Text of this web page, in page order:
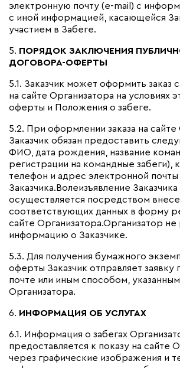
электронную почту (e-mail) с
с иной информацией, касающейся
участием в Забеге.
5. ПОРЯДОК ЗАКЛЮЧЕНИЯ
ДОГОВОРА-ОФЕРТЫ
5.1. Заказчик может оформить заказ
на сайте Организатора на условиях
оферты и Положения о забеге.
5.2. При оформлении заказа на сайте
Заказчик обязан предоставить
ФИО, дата рождения, название
регистрации на командные забеги),
телефон и адрес электронной почты
Заказчика.Волеизъявление Заказчика
осуществляется посредством
соответствующих данных в форму
сайте Организатора.Организатор
информацию о Заказчике.
5.3. Для получения бумажного
оферты Заказчик отправляет заявку
почте или иным способом, указанным
Организатора.
6. ИНФОРМАЦИЯ ОБ УСЛУГАХ
6.1. Информация о забегах
предоставляется к показу на сайте
через графические изображения и